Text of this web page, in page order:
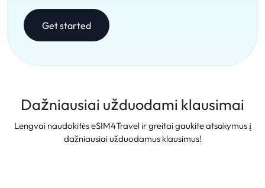
Get started
Dažniausiai užduodami klausimai
Lengvai naudokitės eSIM4Travel ir greitai gaukite atsakymus į
dažniausiai užduodamus klausimus!